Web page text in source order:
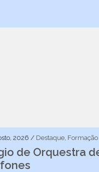
2026 / Destaque Formação
de Orquestra